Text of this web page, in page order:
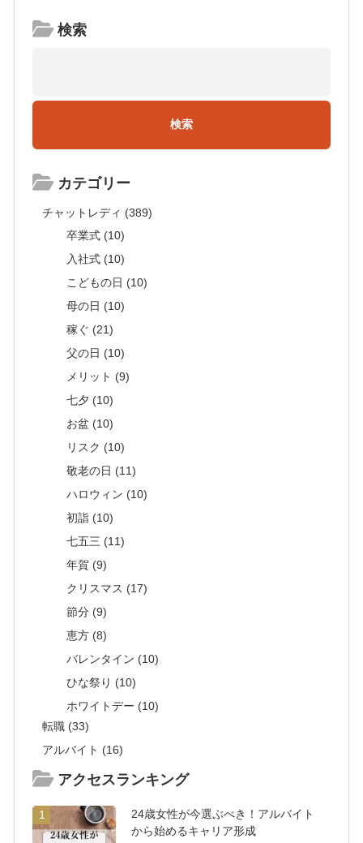
検索
カテゴリー
チャットレディ (389)
卒業式 (10)
入社式 (10)
こどもの日 (10)
母の日 (10)
稼ぐ (21)
父の日 (10)
メリット (9)
七夕 (10)
お盆 (10)
リスク (10)
敬老の日 (11)
ハロウィン (10)
初詣 (10)
七五三 (11)
年賀 (9)
クリスマス (17)
節分 (9)
恵方 (8)
バレンタイン (10)
ひな祭り (10)
ホワイトデー (10)
転職 (33)
アルバイト (16)
アクセスランキング
1
24歳女性が今選ぶべき！アルバイト
から始めるキャリア形成